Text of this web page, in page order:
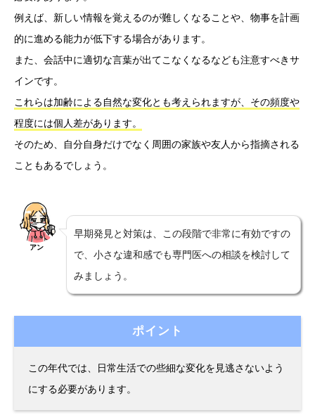
例えば、新しい情報を覚えるのが難しくなることや、物事を計画
的に進める能力が低下する場合があります。
また、会話中に適切な言葉が出てこなくなるなども注意すべきサ
インです。
これらは加齢による自然な変化とも考えられますが、その頻度や
程度には個人差があります。
そのため、自分自身だけでなく周囲の家族や友人から指摘される
こともあるでしょう。
アン
早期発見と対策は、この段階で非常に有効ですの
で、小さな違和感でも専門医への相談を検討して
みましょう。
ポイント
この年代では、日常生活での些細な変化を見逃さないよう
にする必要があります。